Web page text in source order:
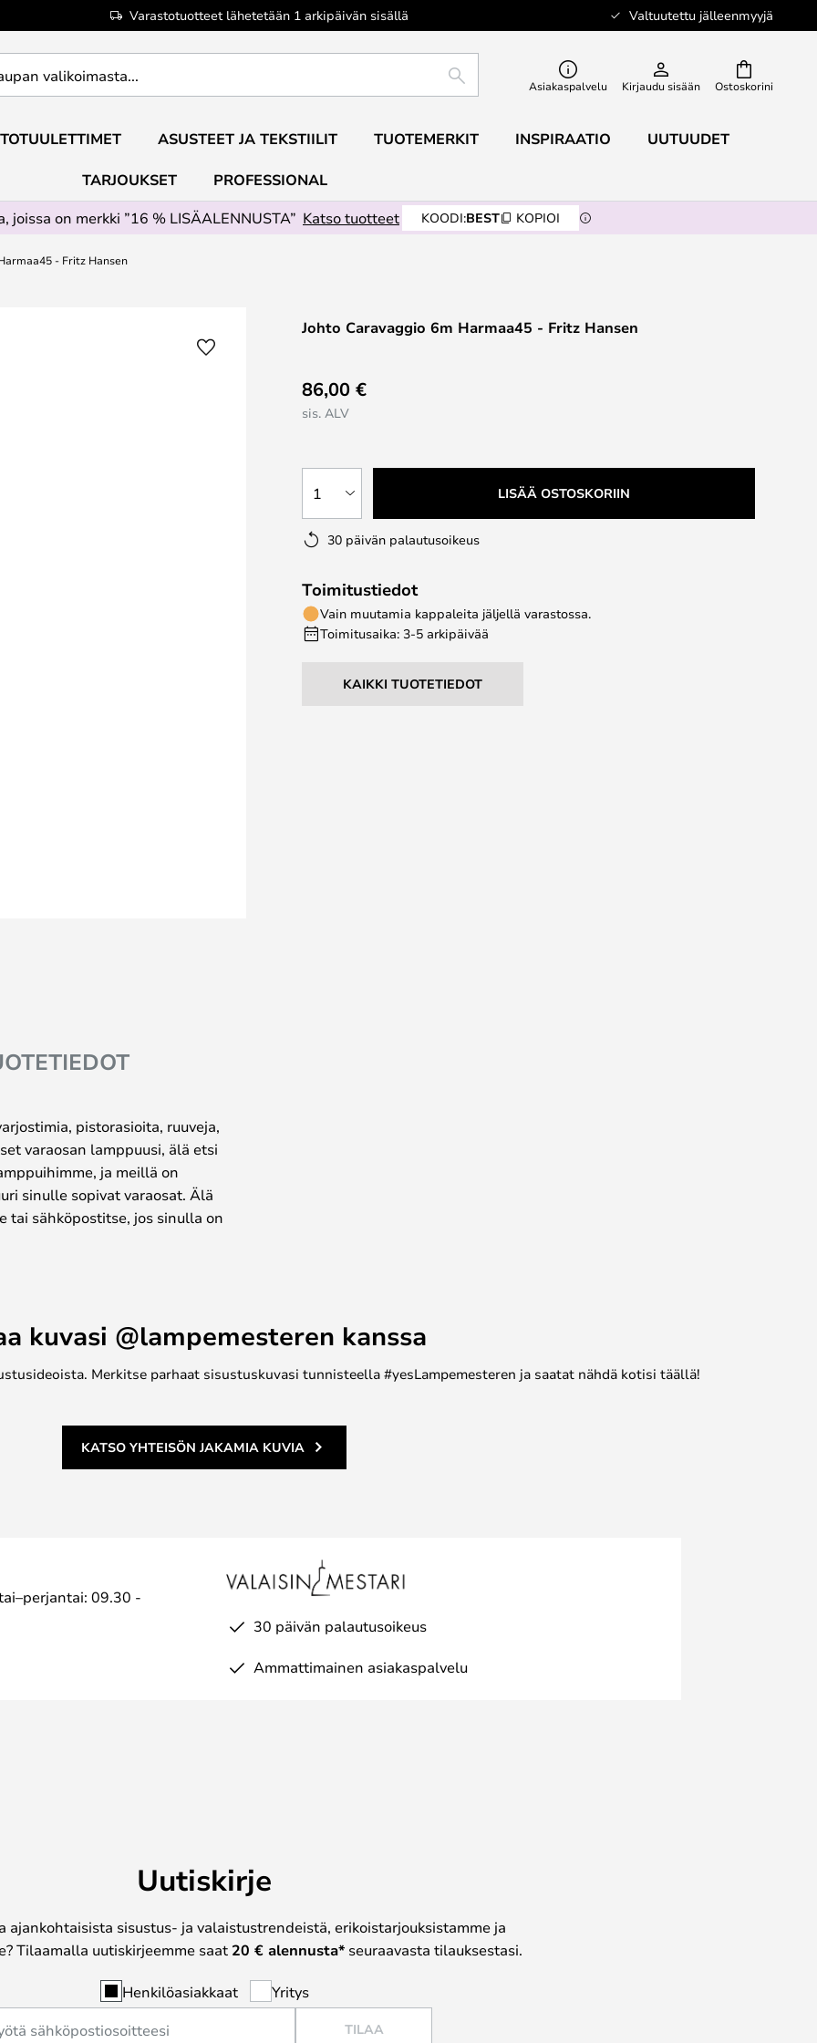
Varastotuotteet lähetetään 1 arkipäivän sisällä Valtuutettu jälleenmyyjä
Ostoskorini
ETSI Asiakaspalvelu Kirjaudu sisään
ASUSTEET JA TEKSTIILIT TUOTEMERKIT INSPIRAATIO UUTUUDET
TARJOUKSET PROFESSIONAL
joissa on merkki ”16 % LISÄALENNUSTA” Katso tuotteet KOODI:BEST KOPIOI
- Fritz Hansen
Johto Caravaggio 6m Harmaa45 - Fritz Hansen
86,00 €
sis. ALV
1 LISÄÄ OSTOSKORIIN
30 päivän palautusoikeus
Toimitustiedot
Vain muutamia kappaleita jäljellä varastossa.
Toimitusaika: 3-5 arkipäivää
KAIKKI TUOTETIEDOT
pistorasioita, ruuveja,
varaosan lamppuusi, älä etsi
ja meillä on
sinulle sopivat varaosat. Älä
tai sähköpostitse, jos sinulla on
kuvasi @lampemesteren kanssa
Merkitse parhaat sisustuskuvasi tunnisteella #yesLampemesteren ja saatat nähdä kotisi täällä!
KATSO YHTEISÖN JAKAMIA KUVIA
09.30 -
30 päivän palautusoikeus
Ammattimainen asiakaspalvelu
Uutiskirje
ajankohtaisista sisustus- ja valaistustrendeistä, erikoistarjouksistamme ja
Tilaamalla uutiskirjeemme saat 20 € alennusta* seuraavasta tilauksestasi.
Henkilöasiakkaat Yritys
TILAA